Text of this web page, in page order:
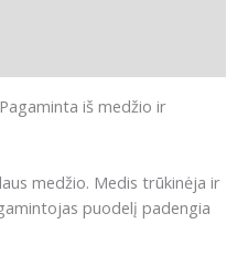
iš medžio ir
medžio. Medis trūkinėja ir
puodelį padengia